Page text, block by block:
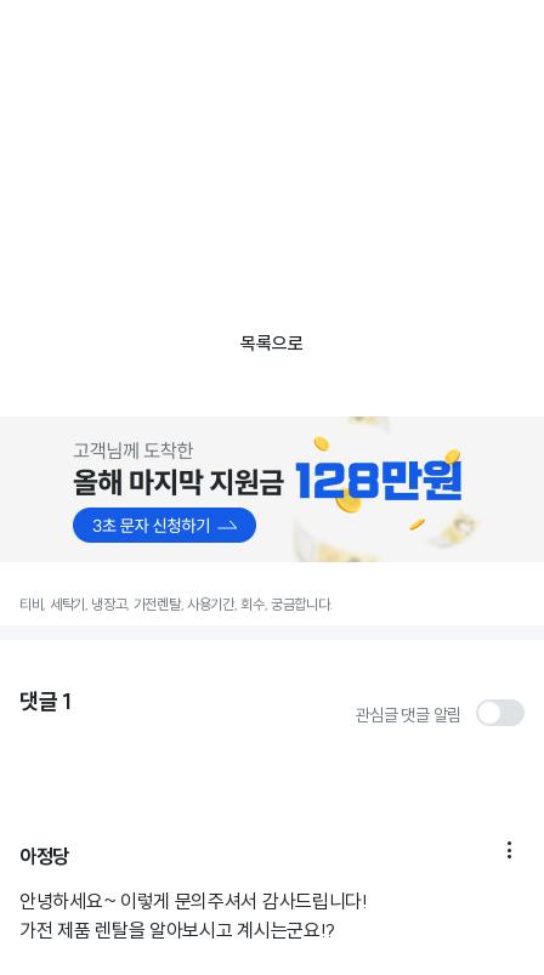
목록으로
티비, 세탁기, 냉장고, 가전렌탈, 사용기간, 회수, 궁금합니다.
댓글 1 관심글 댓글 알림
아정당 
안녕하세요~ 이렇게 문의주셔서 감사드립니다!
가전 제품 렌탈을 알아보시고 계시는군요!?